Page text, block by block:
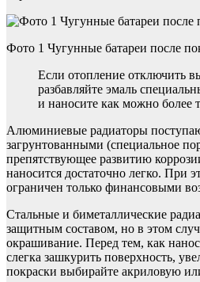
Фото 1 Чугунные батареи после
Если отопление отключить
разбавляйте эмаль
и наносите как можно более
Алюминиевые радиаторы
загрунтованными (специальное
препятствующее развитию
наносится достаточно легко. При
ограничен только финансовыми
Стальные и биметаллические
защитным составом, но в этом
окрашивание. Перед тем, как
слегка зашкурить поверхность,
покраски выбирайте акриловую